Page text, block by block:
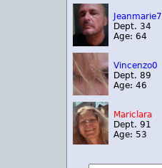
Jeanmarie7
Dept. 34
Age: 64
Vincenzo0
Dept. 89
Age: 46
Mariclara
Dept. 91
Age: 53